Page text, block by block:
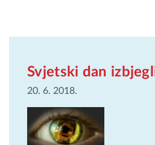
Svjetski dan
20. 6. 2018.